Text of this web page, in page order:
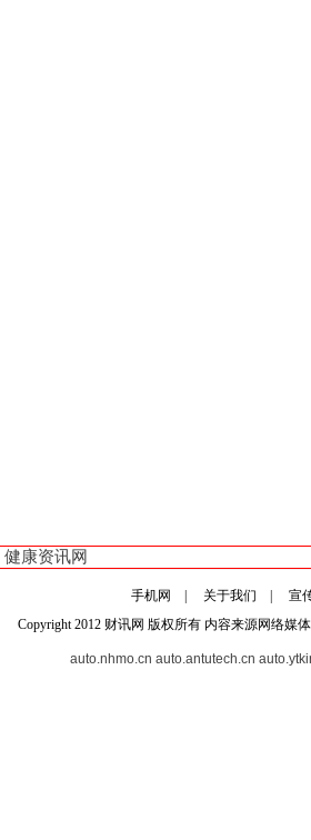
健康资讯网
手机网 关于我们 |宣
Copyright 2012 财讯网 版权所有 内容来源网络媒
auto.nhmo.cn auto.antutech.cn